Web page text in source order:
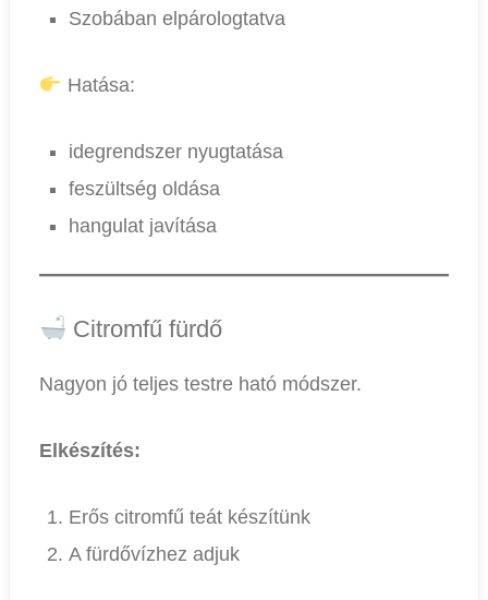
Szobában elpárologtatva
Hatása:
idegrendszer nyugtatása
feszültség oldása
hangulat javítása
Citromfű fürdő
Nagyon jó teljes testre ható módszer.
Elkészítés:
Erős citromfű teát készítünk
A fürdővízhez adjuk